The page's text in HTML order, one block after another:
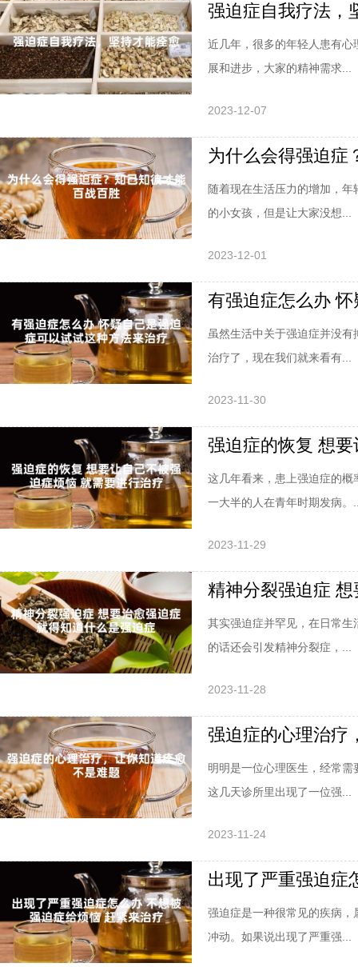
强迫症自我疗法，
近几年，很多的年轻人患有
展和进步，大家的精神需求...
2023-12-07
为什么会得强迫症
随着现在生活压力的增加，
的小女孩，但是让大家没想...
2023-12-01
有强迫症怎么办
虽然生活中关于强迫症并没
治疗了，现在我们就来看有...
2023-11-30
强迫症的恢复 想
这几年看来，患上强迫症的
一大半的人在青年时期发病。
2023-11-29
精神分裂强迫症
其实强迫症并罕见，在日常
的话还会引发精神分裂症，...
2023-11-28
强迫症的心理治疗
明明是一位心理医生，经常
这几天诊所里出现了一位强...
2023-11-24
出现了严重强迫症
强迫症是一种很常见的疾病
冲动。如果说出现了严重强...